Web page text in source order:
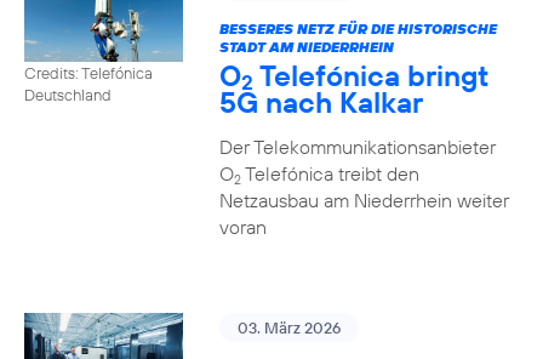
Credits: Telefónica
Deutschland
BESSERES NETZ FÜR DIE HISTORISCHE
STADT AM NIEDERRHEIN
O2 Telefónica bringt
5G nach Kalkar
Der Telekommunikationsanbieter
O2Telefónica treibt den
Netzausbau am Niederrhein weiter
voran
03. März 2026